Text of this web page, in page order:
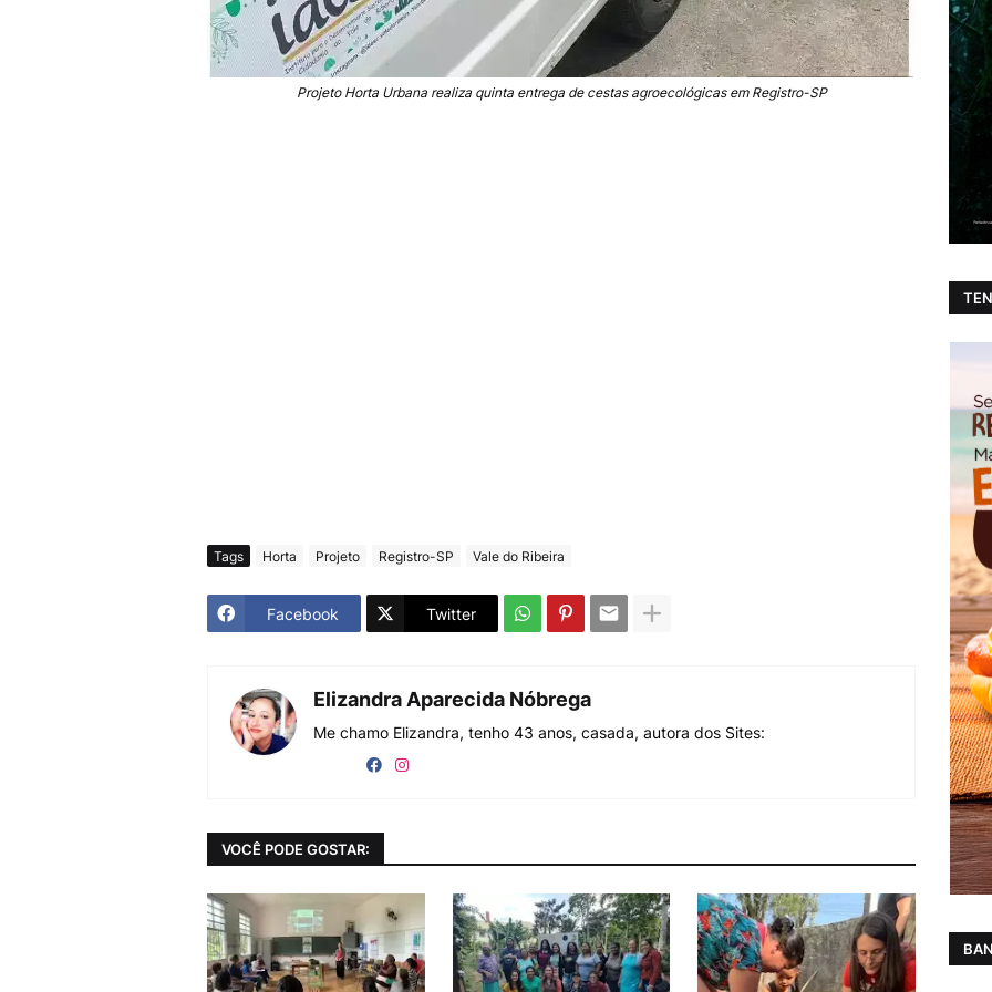
Projeto Horta Urbana realiza quinta entrega de cestas agroecológicas em Registro-SP
Tags Horta Projeto Registro-SP Vale do Ribeira
Facebook Twitter
Elizandra Aparecida Nóbrega
Me chamo Elizandra, tenho 43 anos, casada, autora dos Sites:
VOCÊ PODE GOSTAR: